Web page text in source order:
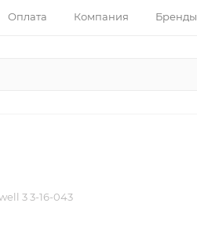
Оплата Компания Бренды
3 3-16-043